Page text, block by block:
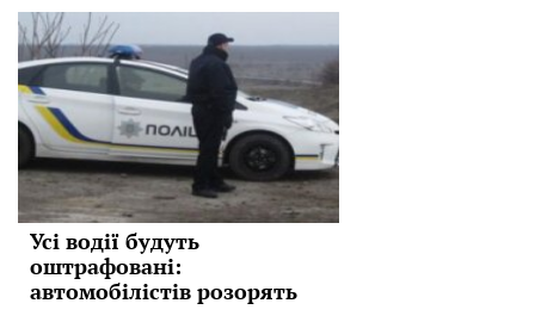
Усі водії будуть
оштрафовані:
автомобілістів розорять